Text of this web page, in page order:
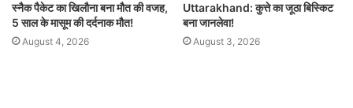
स्नैक पैकेट का खिलौना बना मौत की वजह,
5 साल के मासूम की दर्दनाक मौत!
August 4, 2026
Uttarakhand: कुत्ते का जूठा बिस्किट
बना जानलेवा!
August 3, 2026